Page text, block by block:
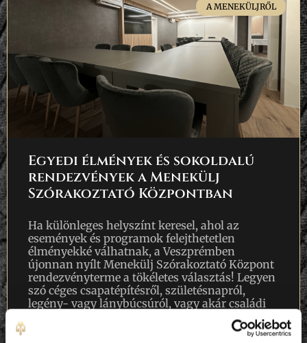
A MENEKÜLJRŐL
Egyedi élmények és sokoldalú
rendezvények a Menekülj
Szórakoztató Központban
Ha különleges helyszínt keresel, ahol az
események és programok felejthetetlen
élményekké válhatnak, a Veszprémben
újonnan nyílt Menekülj Szórakoztató Központ
rendezvényterme a tökéletes választás! Legyen
szó céges csapatépítésről, születésnapról,
legény- vagy lánybúcsúról, vagy akár családi
összejövetelről, az akár 60 fő befogadására is